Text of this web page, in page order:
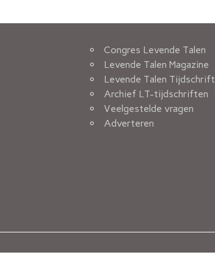
Congres Levende Talen
Levende Talen Magazine
Levende Talen Tijdschrift
Archief LT-tijdschriften
Veelgestelde vragen
Adverteren